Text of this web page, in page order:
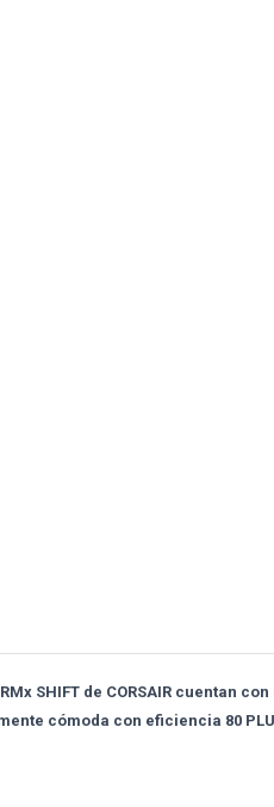
SHIFT de CORSAIR cuentan
cómoda con eficiencia 80